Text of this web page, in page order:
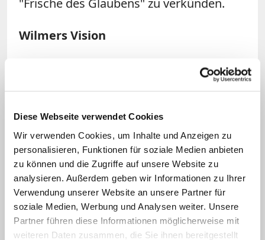
Diese Webseite verwendet Cookies
Wir verwenden Cookies, um Inhalte und Anzeigen zu
personalisieren, Funktionen für soziale Medien anbieten
zu können und die Zugriffe auf unsere Website zu
analysieren. Außerdem geben wir Informationen zu Ihrer
Verwendung unserer Website an unsere Partner für
soziale Medien, Werbung und Analysen weiter. Unsere
Partner führen diese Informationen möglicherweise mit
weiteren Daten zusammen, die Sie ihnen bereitgestellt
Wilmers Vision
Zu Wilmers Aufgaben als neuer DBK-
Vorsitzender wird es auch gehören, das
Rom voranzutreiben und seine Mitbrüder
Woelki, Voderholzer und Oster wieder
mit ins Boot zu holen. Ende 2024 hatte er
beim Synodalen Ausschuss in
Wiesbaden-Naurod bereits seine Vision
vorgestellt. Entscheidend für den Erfolg
des Projekts seien: eine angemessene